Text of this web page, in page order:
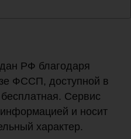
РФ благодаря
ФССП, доступной в
Сервис
информацией и носит
характер.